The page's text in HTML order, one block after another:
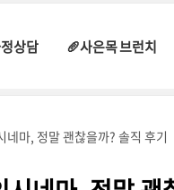
상담 🥖사은목 브런치
네마, 정말 괜찮을까? 솔직 후기